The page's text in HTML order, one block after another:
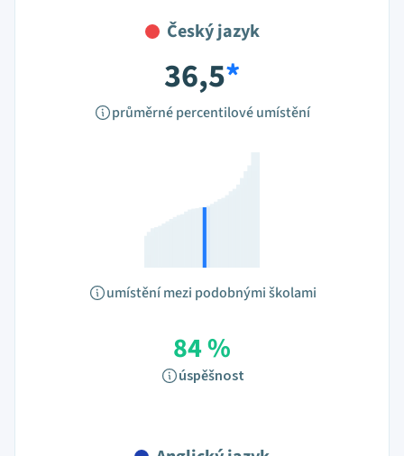
Český jazyk
36,5*
průměrné percentilové umístění
umístění mezi podobnými školami
84 %
úspěšnost